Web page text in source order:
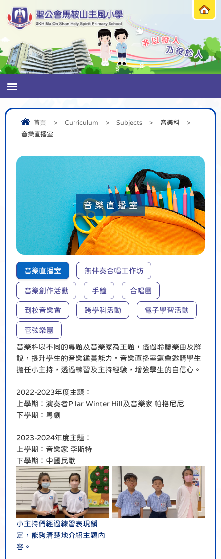
首頁 > Curriculum > Subjects > 音樂科
>
音樂直播室
音樂直播室
音樂直播室 無伴奏合唱工作坊
音樂創作活動 手鐘 合唱團
到校音樂會 跨學科活動 電子學習活動
管弦樂團
音樂科以不同的專題及音樂家為主題，透過聆聽樂曲及解
說，提升學生的音樂鑑賞能力。音樂直播室還會邀請學生
擔任小主持，透過練習及主持經驗，增強學生的自信心。
2022-2023年度主題：
上學期：演奏者Pilar Winter Hill及音樂家 帕格尼尼
下學期：粵劇
2023-2024年度主題：
上學期：音樂家 李斯特
下學期：中國民歌
小主持們經過練習表現鎮
定，能夠清楚地介紹主題內
容。